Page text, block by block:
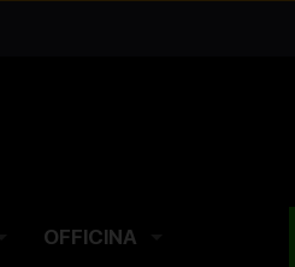
OFFICINA